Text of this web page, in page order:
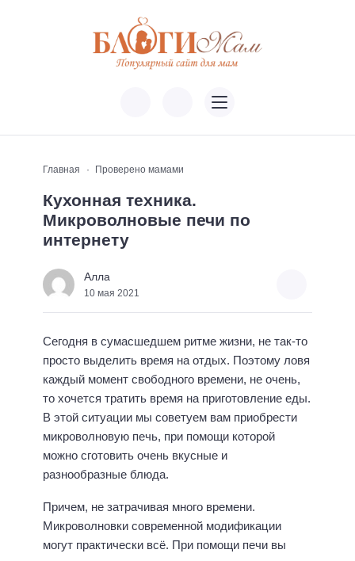
Главная Проверено мамами
Кухонная техника.
Микроволновые печи по
интернету
Алла
10 мая 2021
Сегодня в сумасшедшем ритме жизни, не так-то
просто выделить время на отдых. Поэтому ловя
каждый момент свободного времени, не очень,
то хочется тратить время на приготовление еды.
В этой ситуации мы советуем вам приобрести
микроволновую печь, при помощи которой
можно сготовить очень вкусные и
разнообразные блюда.
Причем, не затрачивая много времени.
Микроволновки современной модификации
могут практически всё. При помощи печи вы